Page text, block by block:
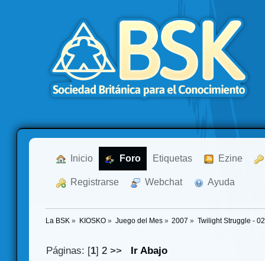
Inicio Foro Etiquetas Ezine
Registrarse Webchat Ayuda
La BSK » KIOSKO» Juego del Mes» 2007 » Twilight Struggle -
Páginas: [1]2 >>
Ir Abajo